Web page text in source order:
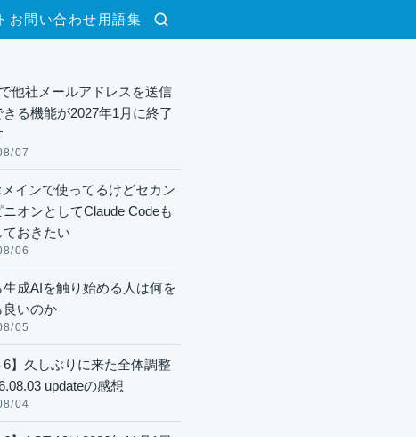
検索
お問い合わせ 用語集
他社メールアドレスを送信
きる機能が2027年1月に終了
07
インで使ってるけどセカン
ニオンとしてClaude Codeも
ておきたい
06
生成AIを触り始める人は何を
良いのか
05
6】久しぶりに来た全体調整
updateの感想
04